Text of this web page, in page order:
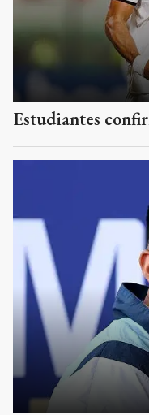
Estudiantes